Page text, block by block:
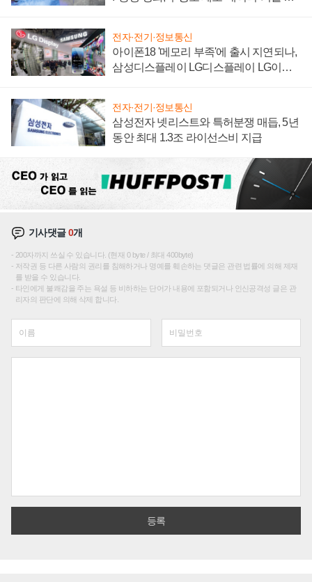
전자·전기·정보통신
아이폰18 '메모리 부족'에 출시 지연되나,
삼성디스플레이 LG디스플레이 LG이노
전자·전기·정보통신
삼성전자 넷리스트와 특허분쟁 매듭, 5년
동안 최대 1.3조 라이선스비 지급
기사댓글0개
200자까지 쓰실 수 있습니다. (현재 0 byte / 최대 400byte)
저작권 등 다른 사람의 권리를 침해하거나 명예를 훼손하는 댓글은 관련 법률에 의해 제재
를 받을 수 있습니다.
타인에게 불쾌감을 주는 욕설 등 비하하는 단어가 내용에 포함되거나 인신공격성 글은 관
리자의 판단에 의해 삭제 합니다.